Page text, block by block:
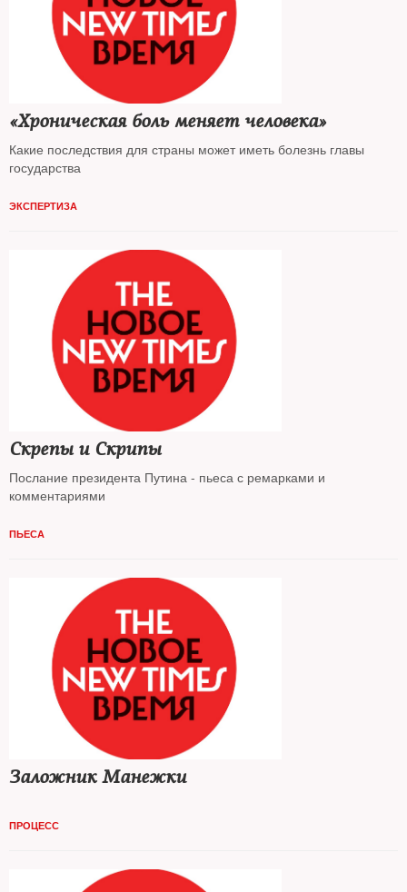
«Хроническая боль меняет человека»
Какие последствия для страны может иметь болезнь главы
государства
ЭКСПЕРТИЗА
Скрепы и Скрипы
Послание президента Путина - пьеса с ремарками и
комментариями
ПЬЕСА
Заложник Манежки
ПРОЦЕСС